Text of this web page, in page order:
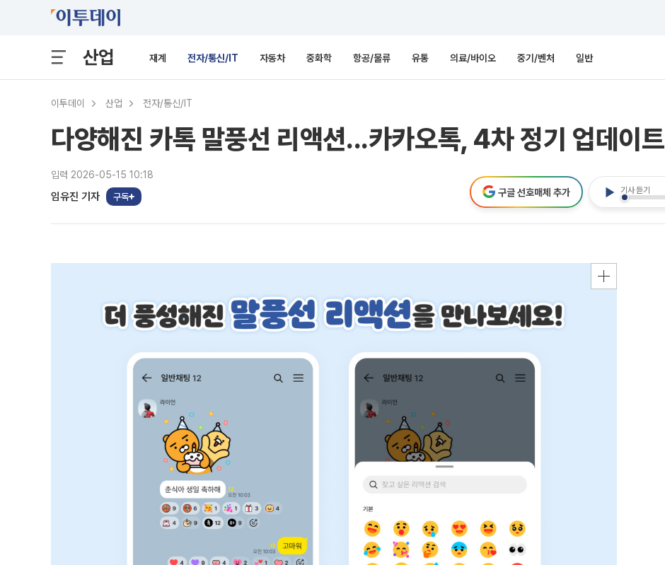
산업 재계 전자/통신/IT 자동차 중화학 항공/물류 유통 의료/바이오 중기/벤처 일반
이투데이 산업 전자/통신/IT
다양해진 카톡 말풍선 리액션...카카오톡, 4차 정기 업데이트
입력 2026-05-15 10:18
임유진 기자 구독
기사 듣기
구글 선호매체 추가